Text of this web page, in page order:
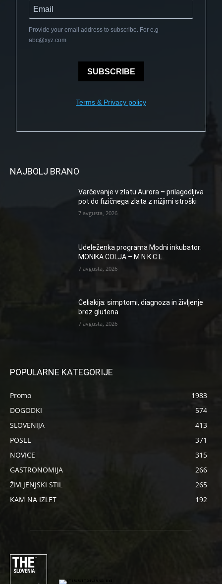
Provide your email address to subscribe. For e.g
abc@xyz.com
SUBSCRIBE
Terms & Privacy policy
NAJBOLJ BRANO
Varčevanje v zlatu Aurora – prilagodljiva
pot do fizičnega zlata z nižjimi stroški
7 avgusta, 2026
Udeleženka programa Modni inkubator:
MONIKA COLJA – M N K C L
7 avgusta, 2026
Celiakija: simptomi, diagnoza in življenje
brez glutena
7 avgusta, 2026
POPULARNE KATEGORIJE
Promo
1983
DOGODKI
574
SLOVENIJA
413
POSEL
371
NOVICE
315
GASTRONOMIJA
266
ŽIVLJENJSKI STIL
265
KAM NA IZLET
192